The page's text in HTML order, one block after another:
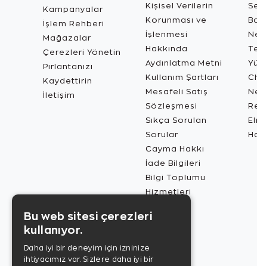
Kampanyalar
İşlem Rehberi
Mağazalar
Çerezleri Yönetin
Pırlantanızı
Kaydettirin
İletişim
Kişisel Verilerin
Korunması ve
İşlenmesi
Hakkında
Aydınlatma Metni
Kullanım Şartları
Mesafeli Satış
Sözleşmesi
Sıkça Sorulan
Sorular
Cayma Hakkı
İade Bilgileri
Bilgi Toplumu
Hizmetleri
Bu web sitesi çerezleri
kullanıyor.
Daha iyi bir deneyim için izninize
ihtiyacımız var. Sizlere daha iyi bir